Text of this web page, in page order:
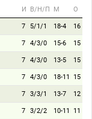
И В/Н/П М О
7 5/1/1 18-4 16
7 4/3/0 15-6 15
7 4/3/0 13-5 15
7 4/3/0 18-11 15
7 3/3/1 13-7 12
7 3/2/2 10-11 11